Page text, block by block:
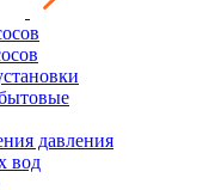
давления
вод